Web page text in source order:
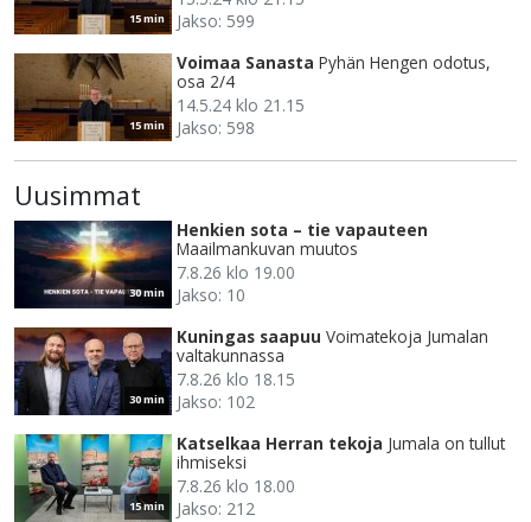
15 min
Jakso: 599
15 min
Voimaa Sanasta Pyhän Hengen odotus,
osa 2/4
14.5.24 klo 21.15
Jakso: 598
Uusimmat
30 min
Henkien sota – tie vapauteen
Maailmankuvan muutos
7.8.26 klo 19.00
Jakso: 10
30 min
Kuningas saapuu Voimatekoja Jumalan
valtakunnassa
7.8.26 klo 18.15
Jakso: 102
15 min
Katselkaa Herran tekoja Jumala on tullut
ihmiseksi
7.8.26 klo 18.00
Jakso: 212